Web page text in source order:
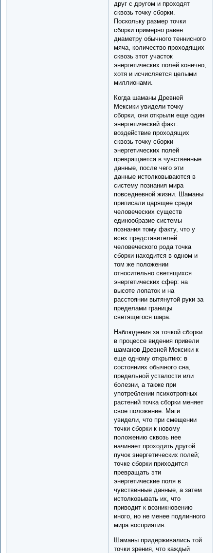
друг с другом и проходят
сквозь точку сборки.
Поскольку размер точки
сборки примерно равен
диаметру обычного теннисного
мяча, количество проходящих
сквозь этот участок
энергетических полей конечно,
хотя и исчисляется целыми
миллионами.
Когда шаманы Древней
Мексики увидели точку
сборки, они открыли еще один
энергетический факт:
воздействие проходящих
сквозь точку сборки
энергетических полей
превращается в чувственные
данные, после чего эти
данные истолковываются в
систему познания мира
повседневной жизни. Шаманы
приписали царящее среди
человеческих существ
единообразие системы
познания тому факту, что у
всех представителей
человеческого рода точка
сборки находится в одном и
том же положении
относительно светящихся
энергетических сфер: на
высоте лопаток и на
расстоянии вытянутой руки за
пределами границы
светящегося шара.
Наблюдения за точкой сборки
в процессе видения привели
шаманов Древней Мексики к
еще одному открытию: в
состояниях обычного сна,
предельной усталости или
болезни, а также при
употреблении психотропных
растений точка сборки меняет
свое положение. Маги
увидели, что при смещении
точки сборки к новому
положению сквозь нее
начинает проходить другой
пучок энергетических полей;
точке сборки приходится
превращать эти
энергетические поля в
чувственные данные, а затем
истолковывать их, что
приводит к возникновению
иного, но не менее подлинного
мира восприятия.
Шаманы придерживались той
точки зрения, что каждый